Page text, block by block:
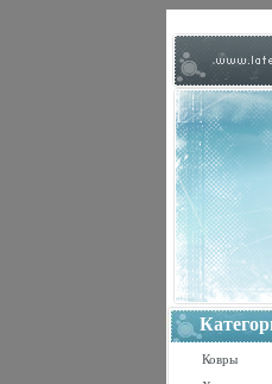
Ковры